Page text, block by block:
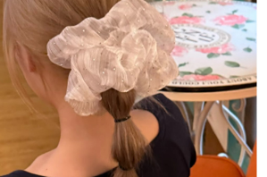
付」時，將依據個別帳號之用戶狀況，依本公司即
度；若仍有額度不足之情形，本公司將視審查結果
號或使用他人資訊註冊。若發現惡意使用之情形，
有權停止該用戶之使用額度並採取法律行動。
含以上)免運費
查看運費